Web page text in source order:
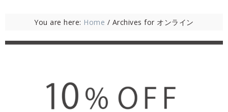
You are here: Home / Archives for オンライン